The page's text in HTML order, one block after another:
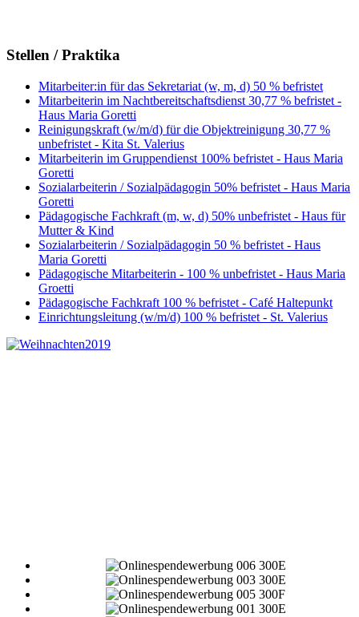
Stellen / Praktika
Mitarbeiter:in für das Sekretariat (w, m, d) 50 % befristet
Mitarbeiterin im Nachtbereitschaftsdienst 30,77 % befristet -
Haus Maria Goretti
Reinigungskraft (w/m/d) für die Objektreinigung 30,77 %
unbefristet - Kita St. Valerius
Mitarbeiterin im Gruppendienst 100% befristet - Haus Maria
Goretti
Sozialarbeiterin / Sozialpädagogin 50% befristet - Haus Maria
Goretti
Pädagogische Fachkraft (m, w, d) 50% unbefristet - Haus für
Mutter & Kind
Sozialarbeiterin / Sozialpädagogin 50 % befristet - Haus
Maria Goretti
Pädagogische Mitarbeiterin - 100 % unbefristet - Haus Maria
Groetti
Pädagogische Fachkraft 100 % befristet - Café Haltepunkt
Einrichtungsleitung (w/m/d) 100 % befristet - St. Valerius